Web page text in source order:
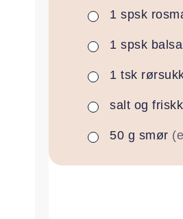
▢1 spsk
▢1 spsk
▢1 tsk
▢
salt og
▢
50 g smør